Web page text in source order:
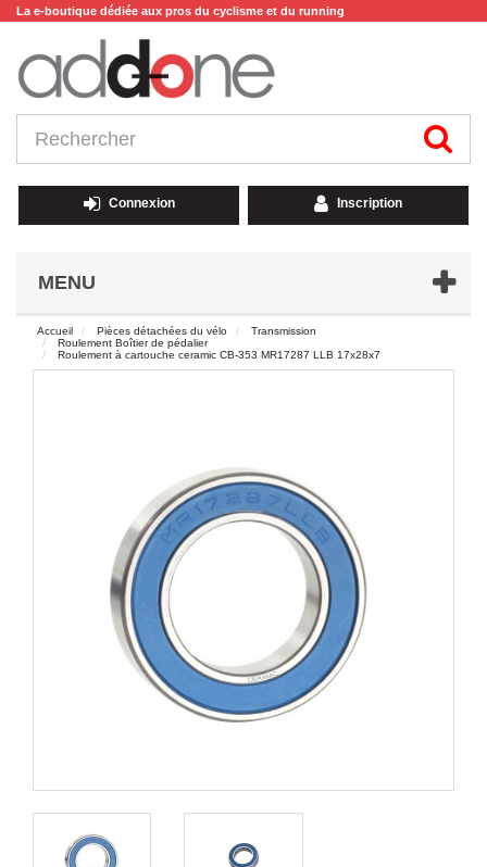
La e-boutique dédiée aux pros du cyclisme et du running
Connexion Inscription
MENU
Accueil Pièces détachées du vélo
Transmission
Roulement Boîtier de pédalier
Roulement à cartouche ceramic CB-353 MR17287 LLB 17x28x7